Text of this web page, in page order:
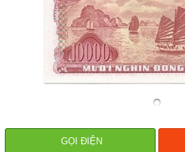
GỌI ĐIỆN